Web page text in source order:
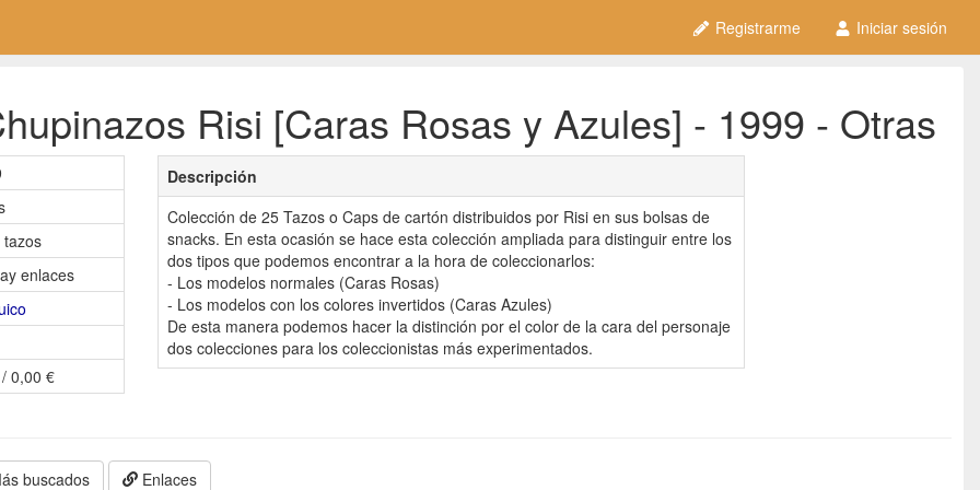
Registrarme Iniciar sesión
Risi [Caras Rosas y Azules] - 1999 - Otras
tazos
enlaces
0,00 €
Descripción
Colección de 25 Tazos o Caps de cartón distribuidos por Risi en sus bolsas de
snacks. En esta ocasión se hace esta colección ampliada para distinguir entre los
dos tipos que podemos encontrar a la hora de coleccionarlos:
- Los modelos normales (Caras Rosas)
- Los modelos con los colores invertidos (Caras Azules)
De esta manera podemos hacer la distinción por el color de la cara del personaje
dos colecciones para los coleccionistas más experimentados.
buscados Enlaces